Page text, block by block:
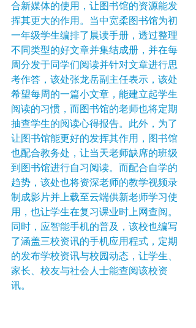
合新媒体的使用，让图书馆的资源能发
挥其更大的作用。当中宽柔图书馆为初
一年级学生编排了晨读手册，透过整理
不同类型的好文章并集结成册，并在每
周分发于同学们阅读并针对文章进行思
考作答，该处张龙岳副主任表示，该处
希望每周的一篇小文章，能建立起学生
阅读的习惯，而图书馆的老师也将定期
抽查学生的阅读心得报告。此外，为了
让图书馆能更好的发挥其作用，图书馆
也配合教务处，让当天老师缺席的班级
到图书馆进行自习阅读。而配合自学的
趋势，该处也将资深老师的教学视频录
制成影片并上载至云端供新老师学习使
用，也让学生在复习课业时上网查阅。
同时，应智能手机的普及，该校也编写
了涵盖三校资讯的手机应用程式，定期
的发布学校资讯与校园动态，让学生、
家长、校友与社会人士能查阅该校资
讯。